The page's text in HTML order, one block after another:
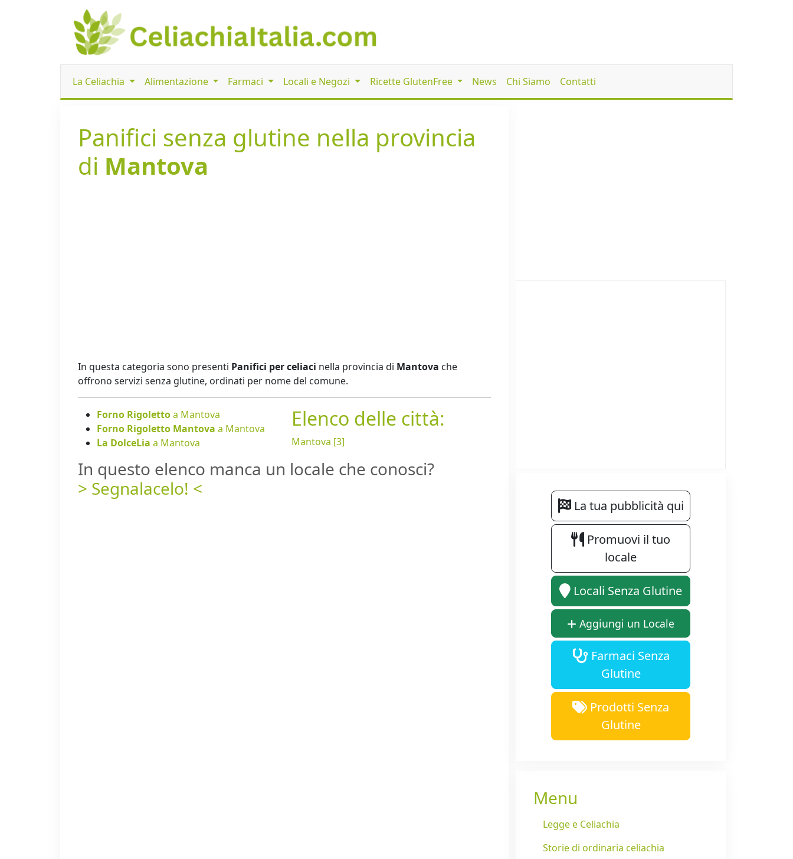
La Celiachia Alimentazione Farmaci Locali e Negozi Ricette GlutenFree News Chi Siamo Contatti
Panifici senza glutine nella provincia
di Mantova
In questa categoria sono presenti Panifici per celiaci nella provincia di Mantova che
offrono servizi senza glutine, ordinati per nome del comune.
Forno Rigolettoa Mantova
Forno Rigoletto Mantova a Mantova
La DolceLia a Mantova
Elenco delle città:
Mantova [3]
In questo elenco manca un locale che conosci?
> Segnalacelo! <
La tua pubblicità qui
Promuovi il tuo
locale
Locali Senza Glutine
Aggiungi un Locale
Farmaci Senza
Glutine
Prodotti Senza
Glutine
Menu
Legge e Celiachia
Storie di ordinaria celiachia